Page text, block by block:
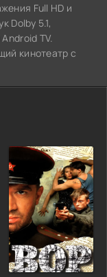
Full HD и
Dolby 5.1,
TV.
кинотеатр с